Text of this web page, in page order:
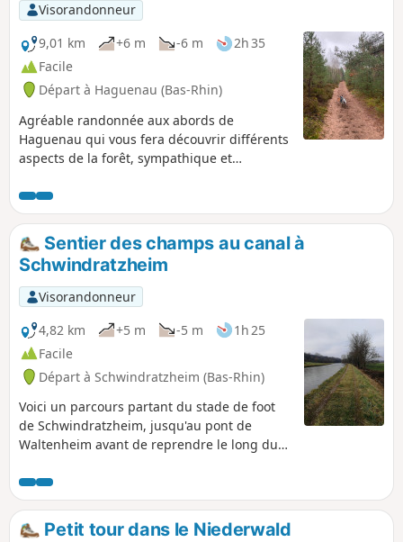
Visorandonneur
9,01 km
+6 m -6 m
2h 35
Facile
Départ à Haguenau (Bas-Rhin)
Agréable randonnée aux abords de
Haguenau qui vous fera découvrir différents
aspects de la forêt, sympathique et
Sentier des champs au canal à
Schwindratzheim
Visorandonneur
4,82 km
+5 m -5 m
1h 25
Facile
Départ à Schwindratzheim (Bas-Rhin)
Voici un parcours partant du stade de foot
de Schwindratzheim, jusqu'au pont de
Waltenheim avant de reprendre le long du
Schwindratzheim à nouveau.
Petit tour dans le Niederwald